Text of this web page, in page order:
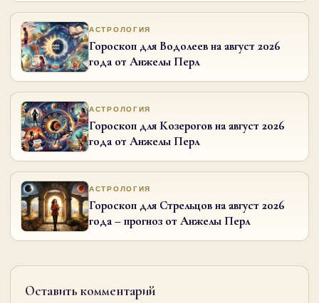
АСТРОЛОГИЯ
Гороскоп для Водолеев на август 2026
года от Анжелы Перл
АСТРОЛОГИЯ
Гороскоп для Козерогов на август 2026
года от Анжелы Перл
АСТРОЛОГИЯ
Гороскоп для Стрельцов на август 2026
года – прогноз от Анжелы Перл
Оставить комментарий